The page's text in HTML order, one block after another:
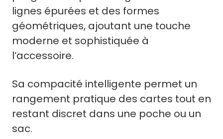
lignes épurées et des formes
géométriques, ajoutant une touche
moderne et sophistiquée à
l’accessoire.
Sa compacité intelligente permet un
rangement pratique des cartes tout en
restant discret dans une poche ou un
sac.